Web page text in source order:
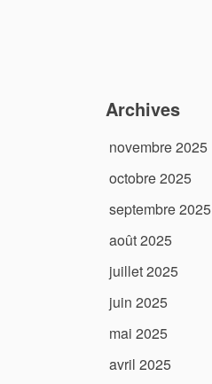
Archives
novembre 2025
octobre 2025
septembre 2025
août 2025
juillet 2025
juin 2025
mai 2025
avril 2025